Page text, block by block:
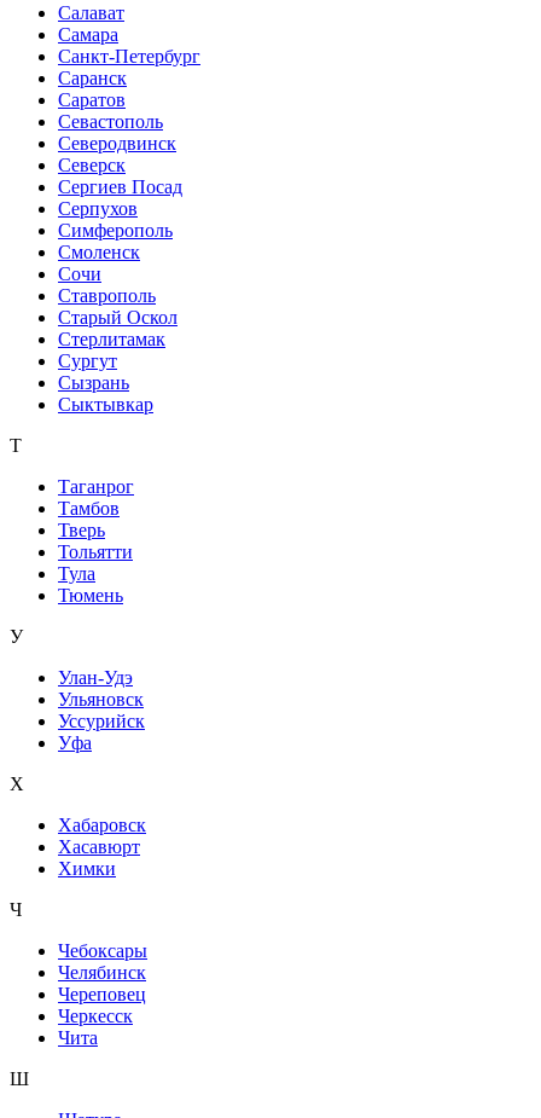
Салават
Самара
Санкт-Петербург
Саранск
Саратов
Севастополь
Северодвинск
Северск
Сергиев Посад
Серпухов
Симферополь
Смоленск
Сочи
Ставрополь
Старый Оскол
Стерлитамак
Сургут
Сызрань
Сыктывкар
Т
Таганрог
Тамбов
Тверь
Тольятти
Тула
Тюмень
У
Улан-Удэ
Ульяновск
Уссурийск
Уфа
Х
Хабаровск
Хасавюрт
Химки
Ч
Чебоксары
Челябинск
Череповец
Черкесск
Чита
Ш